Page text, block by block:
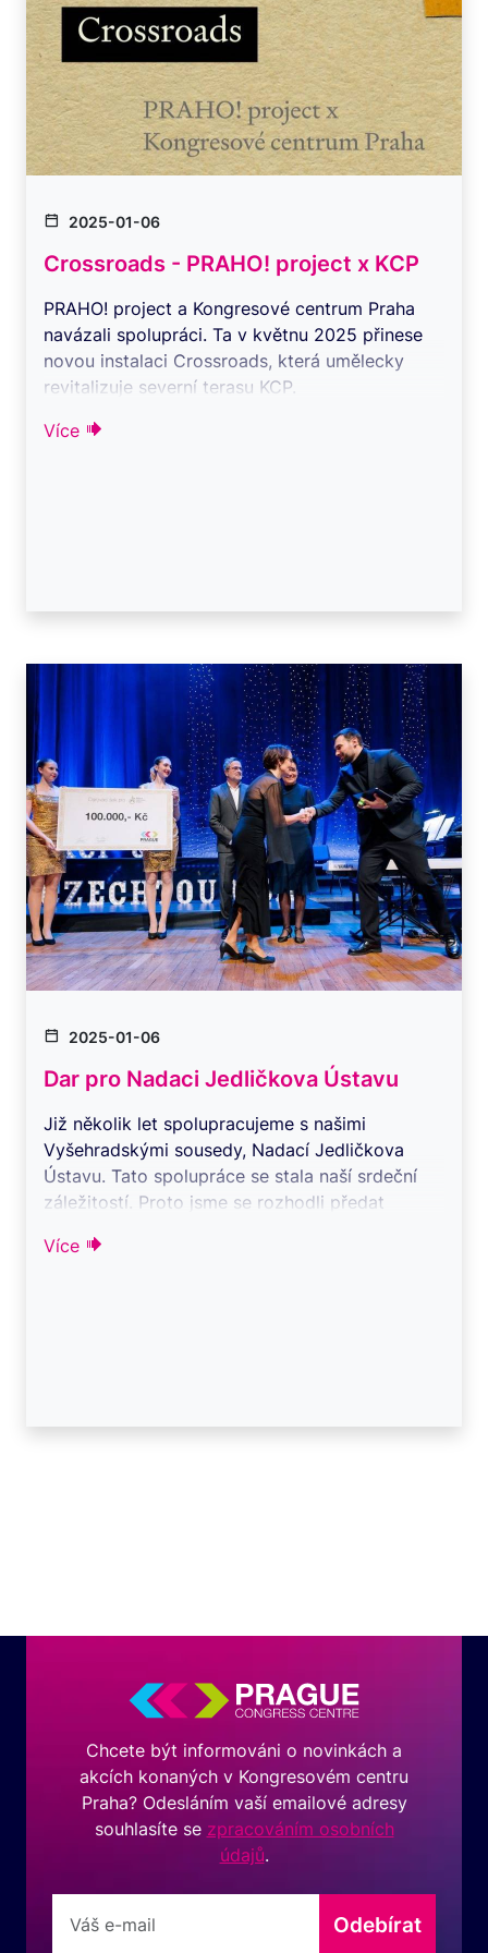
2025-01-06
Crossroads - PRAHO! project x KCP
PRAHO! project a Kongresové centrum Praha
navázali spolupráci. Ta v květnu 2025 přinese
novou instalaci Crossroads, která umělecky
revitalizuje severní terasu KCP.
Více
2025-01-06
Dar pro Nadaci Jedličkova Ústavu
Již několik let spolupracujeme s našimi
Vyšehradskými sousedy, Nadací Jedličkova
Ústavu. Tato spolupráce se stala naší srdeční
záležitostí. Proto jsme se rozhodli předat
Více
Chcete být informováni o novinkách a
akcích konaných v Kongresovém centru
Praha? Odesláním vaší emailové adresy
souhlasíte se zpracováním osobních
údajů.
Odebírat